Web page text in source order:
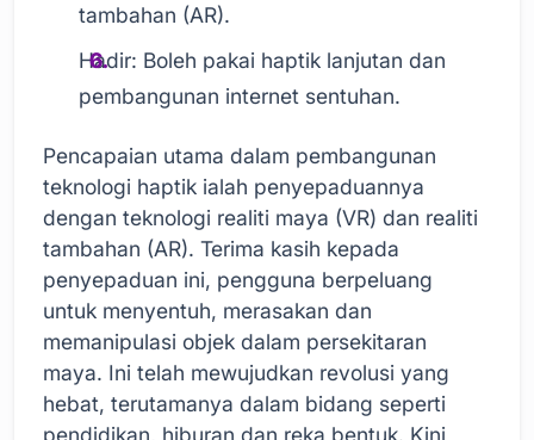
tambahan (AR).
Hadir: Boleh pakai haptik lanjutan dan
pembangunan internet sentuhan.
Pencapaian utama dalam pembangunan
teknologi haptik ialah penyepaduannya
dengan teknologi realiti maya (VR) dan realiti
tambahan (AR). Terima kasih kepada
penyepaduan ini, pengguna berpeluang
untuk menyentuh, merasakan dan
memanipulasi objek dalam persekitaran
maya. Ini telah mewujudkan revolusi yang
hebat, terutamanya dalam bidang seperti
pendidikan, hiburan dan reka bentuk. Kini